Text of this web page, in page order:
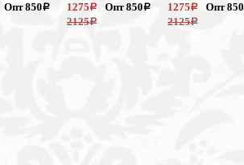
Опт 850 a
1275 a
2125a
Опт 850 a
1275 a
2125a
Опт 850